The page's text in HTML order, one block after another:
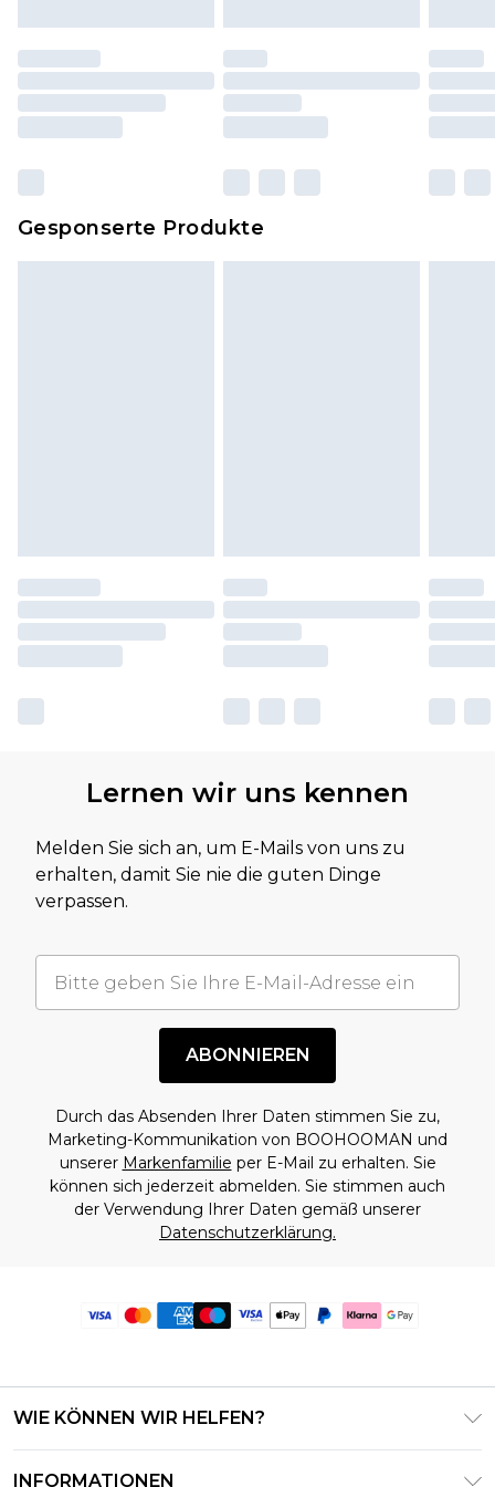
Schuhe dürfen nur in Innenräumen anprobiert
worden sein. Artikel aus dem Homeware-Bereich,
einschließlich Bettwäsche, Matratzen, Toppern
und Kissen, müssen unbenutzt und in ihrer
zurückgesendet werden.
Klickehierum unsere vollständigen
Gesponserte Produkte
Lernen wir uns kennen
Melden Sie sich an, um E-Mails von uns zu
erhalten, damit Sie nie die guten Dinge
verpassen.
ABONNIEREN
Durch das Absenden Ihrer Daten stimmen Sie zu,
Marketing-Kommunikation von BOOHOOMAN und
unserer Markenfamilie per E-Mail zu erhalten. Sie
können sich jederzeit abmelden. Sie stimmen auch
der Verwendung Ihrer Daten gemäß unserer
Datenschutzerklärung.
WIE KÖNNEN WIR HELFEN?
INFORMATIONEN